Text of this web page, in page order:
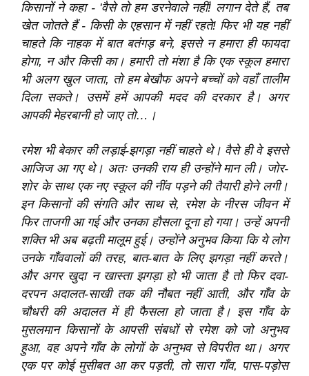
किसानों ने कहा - 'वैसे तो हम डरनेवाले नहीं! लगान देते हैं, तब
खेत जोतते हैं - किसी के एहसान में नहीं रहते! फिर भी यह नहीं
चाहते कि नाहक में बात बतंगड़ बने, इससे न हमारा ही फायदा
होगा, न और किसी का। हमारी तो मंशा है कि एक स्कूल हमारा
भी अलग खुल जाता, तो हम बेखौफ अपने बच्चों को वहाँ तालीम
दिला सकते। उसमें हमें आपकी मदद की दरकार है। अगर
आपकी मेहरबानी हो जाए तो…।
रमेश भी बेकार की लड़ाई-झगड़ा नहीं चाहते थे। वैसे ही वे इससे
आजिज आ गए थे। अतः उनकी राय ही उन्होंने मान ली। जोर-
शोर के साथ एक नए स्कूल की नींव पड़ने की तैयारी होने लगी।
इन किसानों की संगति और साथ से, रमेश के नीरस जीवन में
फिर ताजगी आ गई और उनका हौसला दूना हो गया। उन्हें अपनी
शक्ति भी अब बढ़ती मालूम हुई। उन्होंने अनुभव किया कि ये लोग
उनके गाँववालों की तरह, बात-बात के लिए झगड़ा नहीं करते।
और अगर खुदा न खास्ता झगड़ा हो भी जाता है तो फिर दवा-
दरपन अदालत-साखी तक की नौबत नहीं आती, और गाँव के
चौधरी की अदालत में ही फैसला हो जाता है। इस गाँव के
मुसलमान किसानों के आपसी संबधों से रमेश को जो अनुभव
हुआ, वह अपने गाँव के लोगों के अनुभव से विपरीत था। अगर
एक पर कोई मुसीबत आ कर पड़ती, तो सारा गाँव, पास-पड़ोस